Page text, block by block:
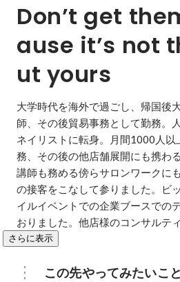
Don’t get
ause it’s not
ut yours
大学時代を海外で過ごし、帰国後
師、その後貿易事務として勤務。
ネイリストに転身。月間1000人以
務、その後の他店舗展開にも携わ
講師も務める傍らサロンワークに
の接客をこなして参りました。ビ
イルイベントでの企業ブースでの
おりました。他店様のコンサルテ
さらに表示
この先やってみたいこと